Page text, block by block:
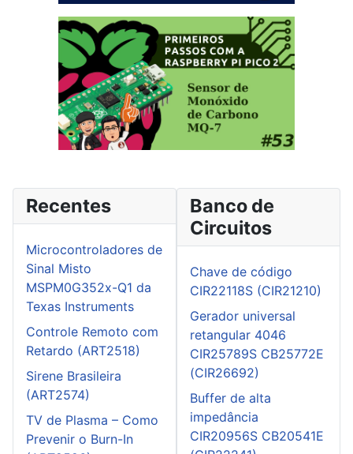
Recentes
Microcontroladores de
Sinal Misto
MSPM0G352x-Q1 da
Texas Instruments
Controle Remoto com
Retardo (ART2518)
Sirene Brasileira
(ART2574)
TV de Plasma – Como
Prevenir o Burn-In
Banco de
Circuitos
Chave de código
CIR22118S (CIR21210)
Gerador universal
retangular 4046
CIR25789S CB25772E
(CIR26692)
Buffer de alta
impedância
CIR20956S CB20541E